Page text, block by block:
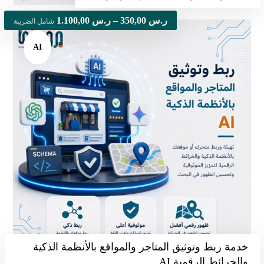
خدمة ربط وتوثيق المتاجر والمواقع بالأنظمة الذكية
ر.س –ر.س شامل الضريبة
AI